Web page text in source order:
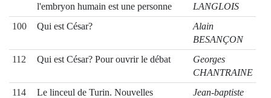
l'embryon humain est une personne
LANGLOIS
100
Qui est César?
Alain
BESANÇON
112
Qui est César? Pour ouvrir le débat
Georges
CHANTRAINE
114
Le linceul de Turin. Nouvelles
Jean-baptiste